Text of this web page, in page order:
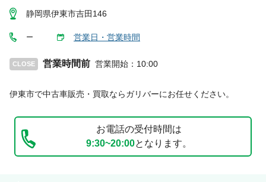
静岡県伊東市吉田146
ー 営業日・営業時間
CLOSE 営業時間前 営業開始 ： 10:00
伊東市で中古車販売・買取ならガリバーにお任せください。
お電話の受付時間は
9:30~20:00となります。